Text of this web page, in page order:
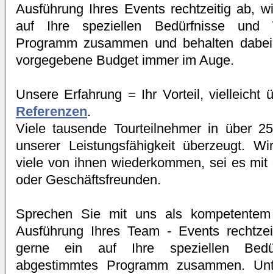
Ausführung Ihres Events rechtzeitig ab,
auf Ihre speziellen Bedürfnisse und
Programm zusammen und behalten
vorgegebene Budget immer im Auge.
Unsere Erfahrung = Ihr Vorteil, vielleicht
Referenzen.
Viele tausende Tourteilnehmer in über
unserer Leistungsfähigkeit überzeugt.
viele von ihnen wiederkommen, sei es
oder Geschäftsfreunden.
Sprechen Sie mit uns als
Ausführung Ihres Team - Events
gerne ein auf Ihre speziellen
abgestimmtes Programm zusammen.